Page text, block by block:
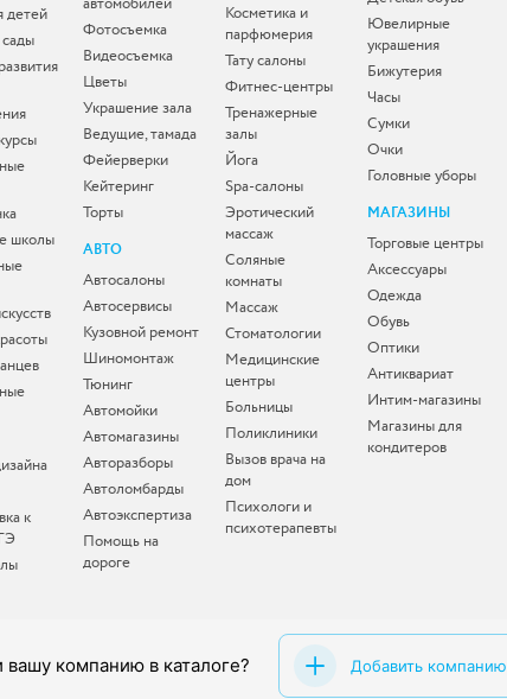
детей
школы
к
Фотосъемка
Видеосъемка
Цветы
Украшение зала
Ведущие, тамада
Фейерверки
Кейтеринг
Торты
АВТО
Автосалоны
Автосервисы
Кузовной ремонт
Шиномонтаж
Тюнинг
Автомойки
Автомагазины
Авторазборы
Автоломбарды
Автоэкспертиза
Помощь на
дороге
Косметика и
парфюмерия
Тату салоны
Фитнес-центры
Тренажерные
залы
Йога
Spa-салоны
Эротический
массаж
Соляные
комнаты
Массаж
Стоматологии
Медицинские
центры
Больницы
Поликлиники
Вызов врача на
дом
Психологи и
психотерапевты
Ювелирные
украшения
Бижутерия
Часы
Сумки
Очки
Головные уборы
МАГАЗИНЫ
Торговые центры
Аксессуары
Одежда
Обувь
Оптики
Антиквариат
Интим-магазины
Магазины для
кондитеров
компанию в каталоге? Добавить компанию